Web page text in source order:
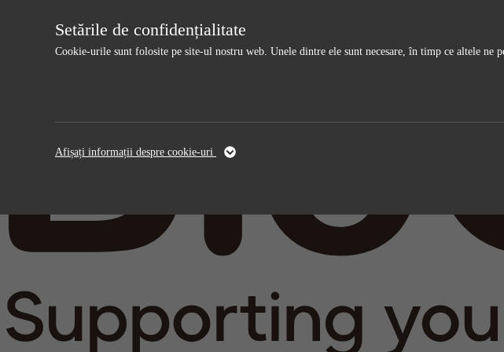
Setările de confidențialitate
Cookie-urile sunt folosite pe site-ul nostru web. Unele dintre ele sunt necesare, în timp ce altele
Necesar
Aceste cookie-uri sunt necesare pentru ca site-ul
furnizorii sgalinski
timpul
Analytics
furnizorii Google
timpul
Afișați informații despre cookie-uri